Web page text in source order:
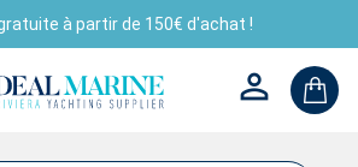
à partir de 150€ d'achat !
